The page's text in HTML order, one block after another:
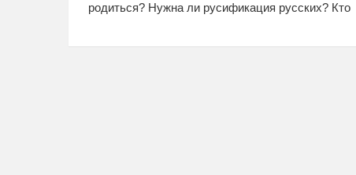
родиться? Нужна ли русификация русских? Кто
подковыркой